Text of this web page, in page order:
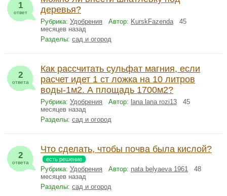
1
ответ
деревья?
Рубрика: Удобрения Автор: KurskFazenda45
месяцев назад
Разделы: сад и огород
2
ответа
Как рассчитать сульфат магния, если
расчет идет 1 ст ложка на 10 литров
воды-1м2. А площадь 1700м2?
Рубрика: Удобрения Автор: lana lana rozi13 45
месяцев назад
Разделы: сад и огород
2
ответа
Что сделать, чтобы почва была кислой?
есть решение
Рубрика: Удобрения Автор: nata belyaeva 1961 48
месяцев назад
Разделы: сад и огород